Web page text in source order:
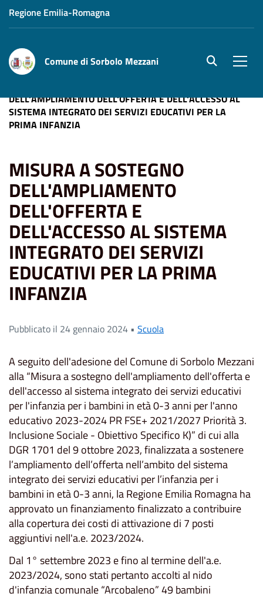
Regione Emilia-Romagna
Comune di Sorbolo Mezzani site.searc
DELL'AMPLIAMENTO DELL'OFFERTA E DELL'ACCESSO AL
SISTEMA INTEGRATO DEI SERVIZI EDUCATIVI PER LA
PRIMA INFANZIA
MISURA A SOSTEGNO
DELL'AMPLIAMENTO
DELL'OFFERTA E
DELL'ACCESSO AL SISTEMA
INTEGRATO DEI SERVIZI
EDUCATIVI PER LA PRIMA
INFANZIA
Pubblicato il 24 gennaio 2024 • Scuola
A seguito dell'adesione del Comune di Sorbolo Mezzani
alla “Misura a sostegno dell'ampliamento dell'offerta e
dell'accesso al sistema integrato dei servizi educativi
per l'infanzia per i bambini in età 0-3 anni per l'anno
educativo 2023-2024 PR FSE+ 2021/2027 Priorità 3.
Inclusione Sociale - Obiettivo Specifico K)” di cui alla
DGR 1701 del 9 ottobre 2023, finalizzata a sostenere
l’ampliamento dell’offerta nell’ambito del sistema
integrato dei servizi educativi per l’infanzia per i
bambini in età 0-3 anni, la Regione Emilia Romagna ha
approvato un finanziamento finalizzato a contribuire
alla copertura dei costi di attivazione di 7 posti
aggiuntivi nell'a.e. 2023/2024.
Dal 1° settembre 2023 e fino al termine dell'a.e.
2023/2024, sono stati pertanto accolti al nido
d'infanzia comunale “Arcobaleno” 49 bambini